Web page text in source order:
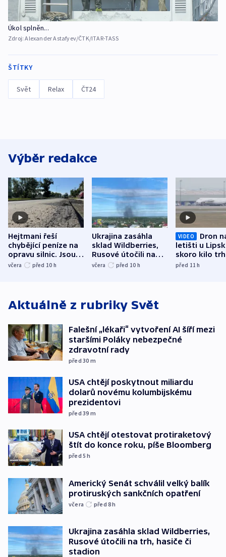
Úkol splněn...
Zdroj:Alexander Astafyev/ČTK/ITAR-TASS
ŠTÍTKY
Svět Relax ČT24
Výběr redakce
Hejtmani řeší
chybějící peníze na
opravu silnic. Jsou
nenárokové, namítá
včera před 10 h
Ukrajina zasáhla
sklad Wildberries,
Rusové útočili na
trh, hasiče či
včera před 10 h
VIDEO
Dron
letišti u
skoro kilo
indicie
před 11h
Aktuálně z rubriky Svět
Falešní „lékaři“ vytvoření AI šíří mezi
staršími Poláky nebezpečné
zdravotní rady
před 30 m
USA chtějí poskytnout miliardu
dolarů novému kolumbijskému
prezidentovi
před 39 m
USA chtějí otestovat protiraketový
štít do konce roku, píše Bloomberg
před 5h
Americký Senát schválil velký balík
protiruských sankčních opatření
včera před 8h
Ukrajina zasáhla sklad Wildberries,
Rusové útočili na trh, hasiče či
stadion